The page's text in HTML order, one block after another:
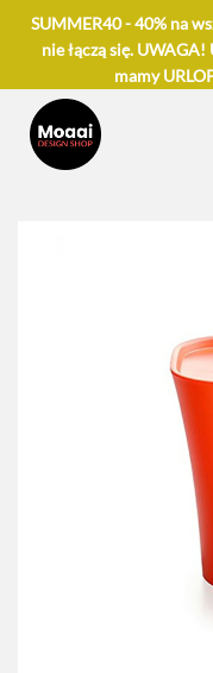
SUMMER40 - 40% na
nie łączą się.
mamy